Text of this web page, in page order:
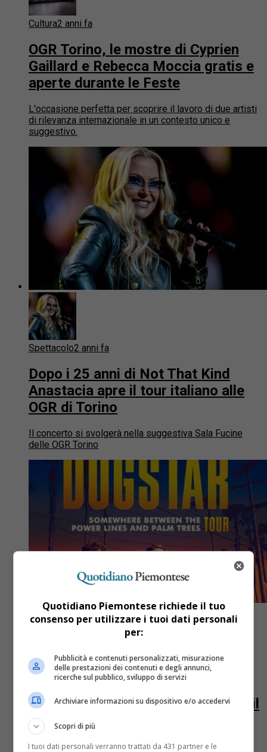
Cultura2 anni fa
OGR Torino, le mostre di Cyprien
Gaillard e Rebecca Moccia gratis e
aperte durante le Feste
L'occasione perfetta per scoprire il lavoro di due artisti
di rilevanza internazionale in un contesto unico e
suggestivo.
Spettacolo2 anni fa
Dopo i 25 anni di Not That Kind
Anastacia apre il tour italiano alle
OGR di Torino
Il concerto si svolgerà nella suggestiva Sala Fucine
delle OGR Torino
Eventi 2 anni fa
Ultimi biglietti per i Dogstar feat
Keanu Reeves alle OGR Sonic City il
30 giugno
Il ritorno ufficiale del trio rock dei Dogstar è avvenuto
Quotidiano Piemontese richiede il tuo
consenso per utilizzare i tuoi dati personali
per:
Pubblicità e contenuti personalizzati, misurazione
delle prestazioni dei contenuti e degli annunci,
ricerche sul pubblico, sviluppo di servizi
Archiviare informazioni su dispositivo e/o accedervi
Scopri di più
I tuoi dati personali verranno trattati da 431 partner e le